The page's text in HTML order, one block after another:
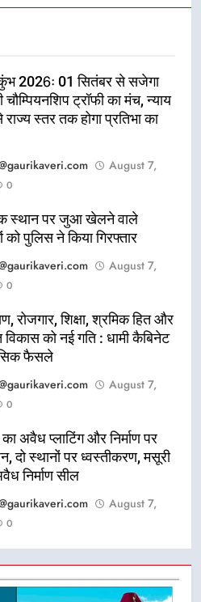
2026ः 01 सितंबर से सजेगा
चौम्पियनशिप ट्रॉफी का मंच, न्याय
स्तर तक होगा प्रतिभा का
August 7,
0
स्थान पर जुआ खेलने वाले
को पुलिस ने किया गिरफ्तार
August 7,
0
रोजगार, शिक्षा, श्रमिक हित और
को नई गति : धामी कैबिनेट
फैसले
August 7,
0
का अवैध प्लाटिंग और निर्माण पर
दो स्थानों पर ध्वस्तीकरण, मसूरी
निर्माण सील
August 7,
0